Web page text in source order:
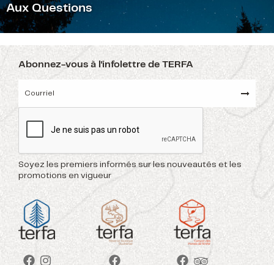
Aux Questions
Abonnez-vous à l'infolettre de TERFA
Soyez les premiers informés sur les nouveautés et les
promotions en vigueur